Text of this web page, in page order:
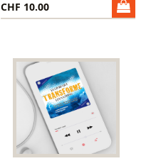
CHF 10.00